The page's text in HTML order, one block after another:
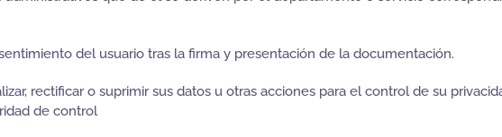
del usuario tras la firma y presentación de la documentación.
rectificar o suprimir sus datos u otras acciones para el control de su
de control